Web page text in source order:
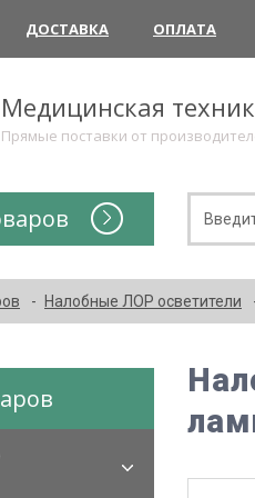
ДОСТАВКА ОПЛАТА
Медицинская
Прямые поставки от
Налобные ЛОР осветители